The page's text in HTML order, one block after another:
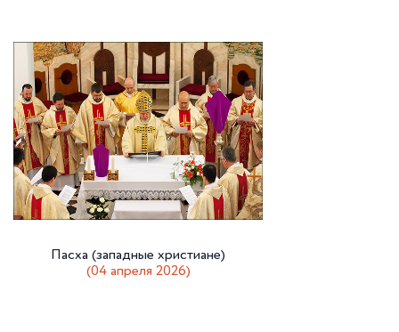
Пасха (западные христиане)
(04 апреля 2026)